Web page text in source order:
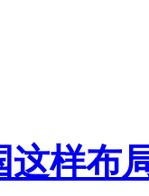
这样布